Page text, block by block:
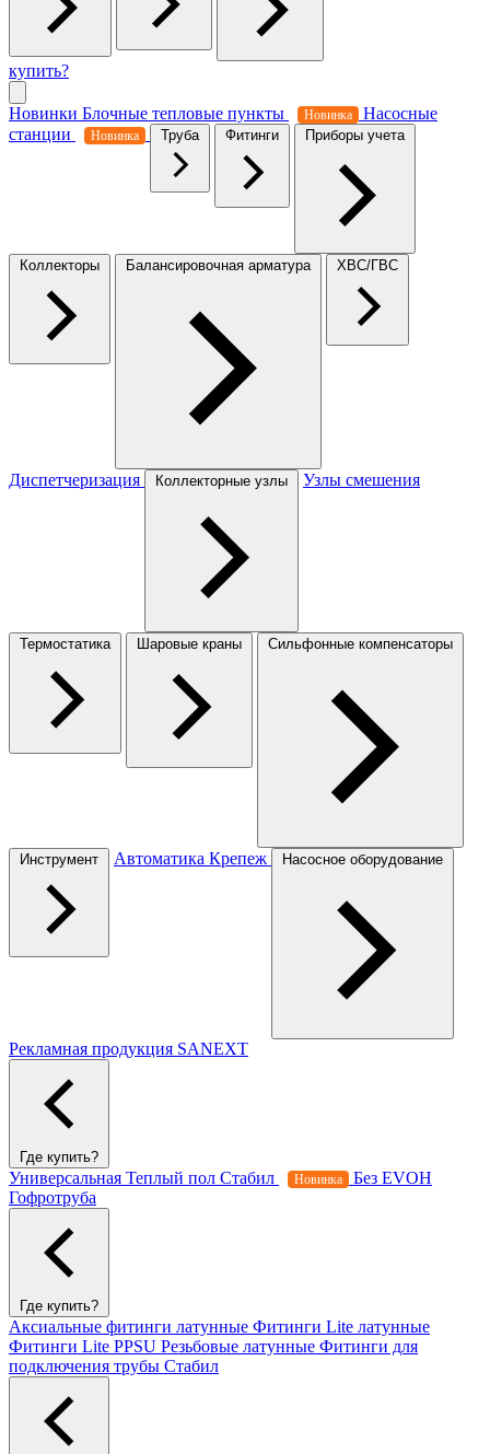
купить?
Новинки Блочные тепловые пункты Новинка
Насосные
станции
Новинка Труба Фитинги Приборы учета
Коллекторы Балансировочная арматура ХВС/ГВС
Диспетчеризация Коллекторные узлы Узлы смешения
Термостатика Шаровые краны Сильфонные компенсаторы
Инструмент Автоматика Крепеж Насосное оборудование
Рекламная продукция SANEXT
Где купить?
Универсальная Теплый пол Стабил Новинка
Без EVOH
Гофротруба
Где купить?
Аксиальные фитинги латунные Фитинги Lite латунные
Фитинги Lite PPSU Резьбовые латунные Фитинги для
подключения трубы Стабил